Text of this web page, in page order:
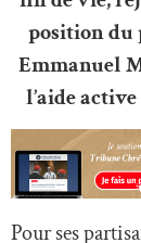
position du
Emmanuel
l’aide
Pour ses